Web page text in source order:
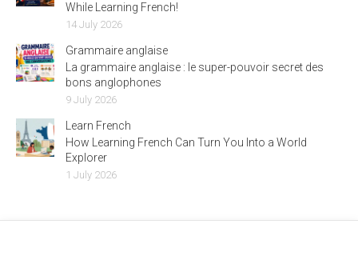
While Learning French!
14 July 2026
Grammaire anglaise
La grammaire anglaise : le super-pouvoir secret des
bons anglophones
9 July 2026
Learn French
How Learning French Can Turn You Into a World
Explorer
1 July 2026